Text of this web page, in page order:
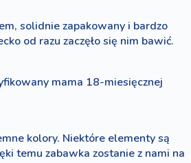
solidnie zapakowany i bardzo
od razu zaczęło się nim bawić.
mama 18-miesięcznej
kolory. Niektóre elementy są
temu zabawka zostanie z nami na